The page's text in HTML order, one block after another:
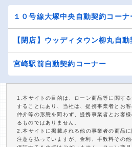
１０号線大塚中央自動契約コーナ
【閉店】ウッディタウン柳丸自
宮崎駅前自動契約コーナー
1.本サイトの目的は、ローン商品等に関す
することにあり、当社は、提携事業者とお
仲介等の形態を問わず、提携事業者とお客
るものではありません。
2.本サイトに掲載される他の事業者の商品
注意を払っていますが、金利、手数料その